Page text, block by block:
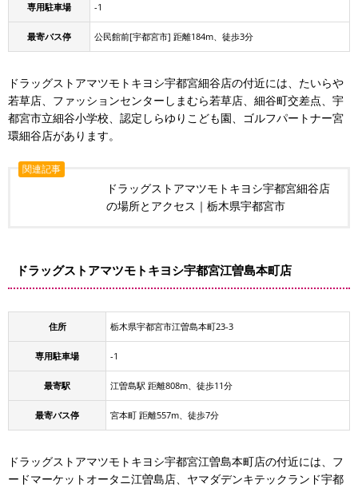
専用駐車場 -1
最寄バス停 公民館前[宇都宮市] 距離184m、徒歩3分
ドラッグストアマツモトキヨシ宇都宮細谷店の付近には、たいらや
若草店、ファッションセンターしまむら若草店、細谷町交差点、宇
都宮市立細谷小学校、認定しらゆりこども園、ゴルフパートナー宮
環細谷店があります。
関連記事
ドラッグストアマツモトキヨシ宇都宮細谷店
の場所とアクセス｜栃木県宇都宮市
ドラッグストアマツモトキヨシ宇都宮江曽島本町店
住所 栃木県宇都宮市江曽島本町23-3
専用駐車場 -1
最寄駅 江曽島駅 距離808m、徒歩11分
最寄バス停 宮本町 距離557m、徒歩7分
ドラッグストアマツモトキヨシ宇都宮江曽島本町店の付近には、フ
ードマーケットオータニ江曽島店、ヤマダデンキテックランド宇都